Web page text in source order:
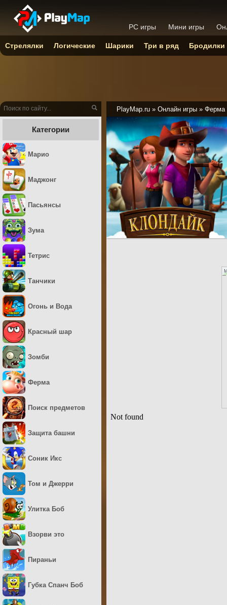
PlayMap.ru » Онлайн игры » Ферма
Категории
Марио
Маджонг
Пасьянсы
Зума
Тетрис
Танчики
Огонь и Вода
Красный шар
Зомби
Ферма
Поиск предметов
Защита башни
Соник Икс
Том и Джерри
Улитка Боб
Взорви это
Пираньи
Губка Спанч Боб
PC игры Мини игры
Стрелялки Логические Шарики Три в ряд Бродилки